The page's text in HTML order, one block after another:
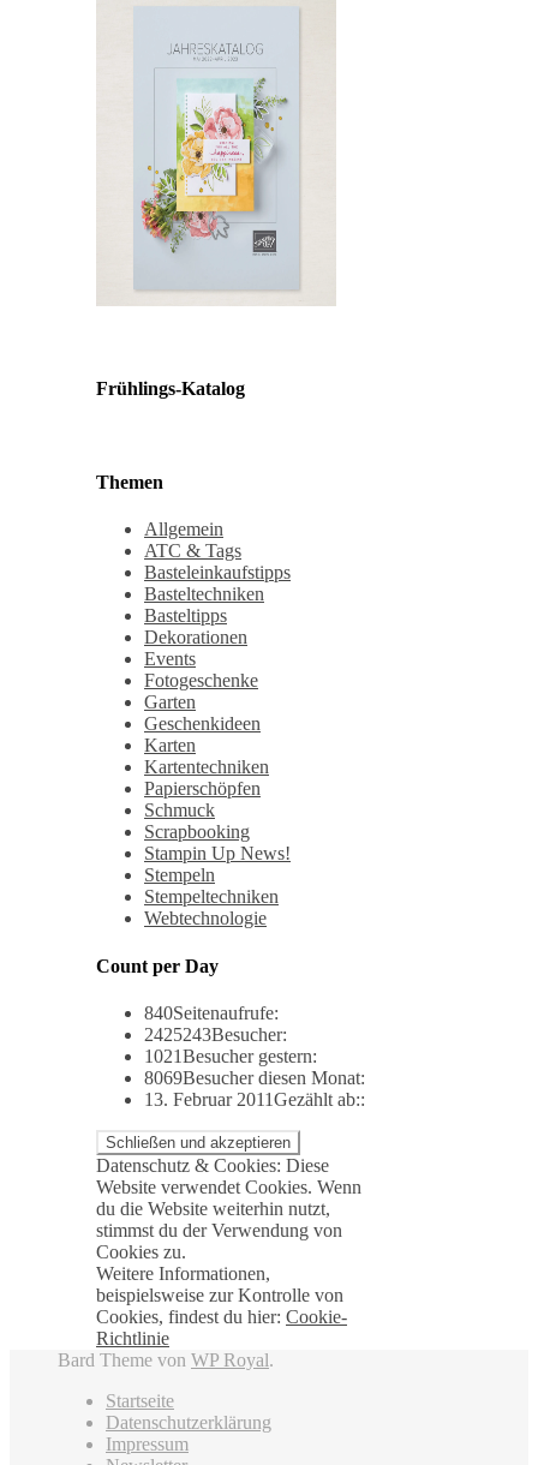
Frühlings-Katalog
Themen
Allgemein
ATC & Tags
Basteleinkaufstipps
Basteltechniken
Basteltipps
Dekorationen
Events
Fotogeschenke
Garten
Geschenkideen
Karten
Kartentechniken
Papierschöpfen
Schmuck
Scrapbooking
Stampin Up News!
Stempeln
Stempeltechniken
Webtechnologie
Count per Day
840Seitenaufrufe:
2425243Besucher:
1021Besucher gestern:
8069Besucher diesen Monat:
13. Februar 2011Gezählt ab::
Datenschutz & Cookies: Diese
Website verwendet Cookies. Wenn
du die Website weiterhin nutzt,
stimmst du der Verwendung von
Cookies zu.
Weitere Informationen,
beispielsweise zur Kontrolle von
Cookies, findest du hier: Cookie-
Richtlinie
Bard Theme von WP Royal.
Startseite
Datenschutzerklärung
Impressum